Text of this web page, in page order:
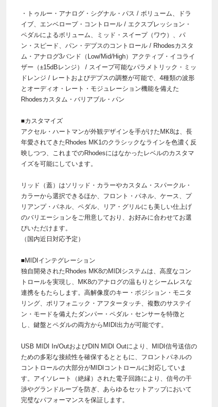
・トゥルー・アナログ・シグナル・パス / ボリューム、ドラ
イブ、エンベロープ・コントロール / エクスプレッション・
ペダルによるボリューム、ミッド・スイープ（ワウ）、パ
ン・スピード、パン・デプスのコントロール / Rhodesカスタ
ム・アナログ3バンド（Low/Mid/High）アクティブ・イコライ
ザー（±15dBレンジ） / スイープ可能なパラメトリック・ミッ
ドレンジ / レートおよびデプスの調整が可能で、4種類の波形
とオーディオ・レート・モジュレーション機能を備えた
Rhodesカスタム・バリアブル・パン
■カスタマイズ
アクセル・ハートマンが外観デザインを手がけたMK8は、長
年愛されてきたRhodes MK1のクラシックなラインを色濃く反
映しつつ、これまでのRhodesにはなかったレベルのカスタマ
イズを可能にしています。
リッド（蓋）はソリッド・カラーやカスタム・スパークル・
カラーから選択できるほか、フロント・パネル、ケース、プ
リアンプ・パネル、ペダル、リア・グリルにも美しい仕上げ
のバリエーションをご用意しており、お好みに合わせてお選
びいただけます。
（国内近日対応予定）
■MIDIインテグレーション
独自開発されたRhodes MK8のMIDIシステムは、高度なコン
トロールを実現し、MK8のアナログの温もりとシームレスな
連携をもたらします。高解像度のキー・ポジション・モニタ
リング、ポリフォニック・アフタータッチ、複数のサステイ
ン・モードを備えたダンパー・ペダル・センサーを特徴と
し、鍵盤とペダルの両方からMIDI出力が可能です。
USB MIDI In/OutおよびDIN MIDI Outにより、MIDI信号送信の
ための多彩な接続性を確保するとともに、フロントパネルの
コントロールの大部分がMIDIコントロールに対応していま
す。アイソレート（絶縁）された電子回路により、信号の干
渉やグランドループを防ぎ、あらゆるセットアップにおいて
完璧なパフォーマンスを保証します。